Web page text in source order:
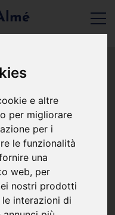
e altre
per migliorare
per i
le funzionalità
una
web, per
nostri prodotti
interazioni di